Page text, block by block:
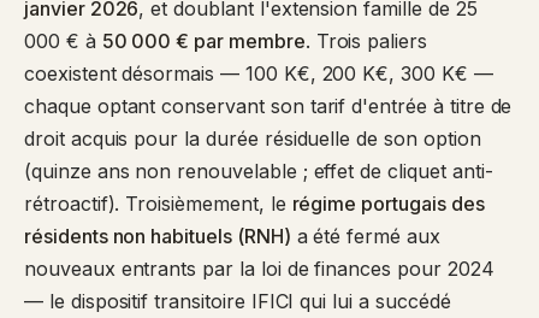
janvier 2026, et doublant l'extension famille de 25
000 € à 50 000 € par membre. Trois paliers
coexistent désormais — 100 K€, 200 K€, 300 K€ —
chaque optant conservant son tarif d'entrée à titre de
droit acquis pour la durée résiduelle de son option
(quinze ans non renouvelable ; effet de cliquet anti-
rétroactif). Troisièmement, le régime portugais des
résidents non habituels (RNH) a été fermé aux
nouveaux entrants par la loi de finances pour 2024
— le dispositif transitoire IFICI qui lui a succédé